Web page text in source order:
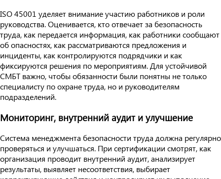
ISO 45001 уделяет внимание участию работников и роли
руководства. Оценивается, кто отвечает за безопасность
труда, как передается информация, как работники сообщают
об опасностях, как рассматриваются предложения и
инциденты, как контролируются подрядчики и как
фиксируются решения по мероприятиям. Для устойчивой
СМБТ важно, чтобы обязанности были понятны не только
специалисту по охране труда, но и руководителям
подразделений.
Мониторинг, внутренний аудит и улучшение
Система менеджмента безопасности труда должна регулярно
проверяться и улучшаться. При сертификации смотрят, как
организация проводит внутренний аудит, анализирует
результаты, выявляет несоответствия, выбирает